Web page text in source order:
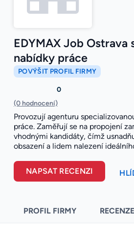
EDYMAX Job Ostrava
nabídky práce
POVÝŠIT PROFIL FIRMY
0
(0 hodnocení)
Provozují agenturu
práce. Zaměřují se na propojení
vhodnými kandidáty, čímž
obsazení a lidem nalezení
NAPSAT RECENZI
PROFIL FIRMY RECENZE